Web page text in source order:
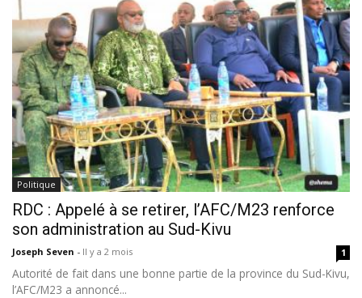
Politique
RDC : Appelé à se retirer, l’AFC/M23 renforce
son administration au Sud-Kivu
Joseph Seven - Il y a 2 mois 1
Autorité de fait dans une bonne partie de la province du Sud-Kivu,
l’AFC/M23 a annoncé...